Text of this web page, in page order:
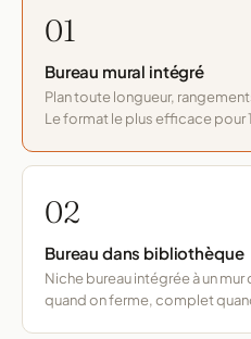
01
Bureau mural intégré
Plan toute longueur,
Le format le plus efficace pour
02
Bureau dans bibliothèque
Niche bureau intégrée à un
quand on ferme, complet